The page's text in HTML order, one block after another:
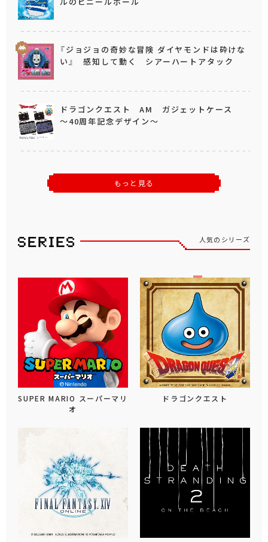
『ジョジョの奇妙な冒険 ダイヤモンドは砕けな
い』 感知して動く シアーハートアタック
ドラゴンクエスト AM ガジェットケース
～40周年記念デザイン～
もっと見る
人気のシリーズ
SUPER MARIO スーパーマリ
オ
ドラゴンクエスト